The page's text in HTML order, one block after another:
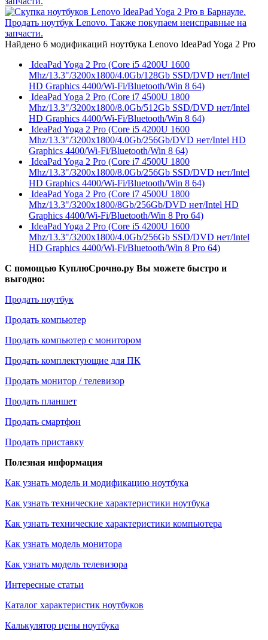
Найдено 6 модификаций ноутбука Lenovo IdeaPad Yoga 2 Pro
IdeaPad Yoga 2 Pro (Core i5 4200U 1600
Mhz/13.3"/3200x1800/4.0Gb/128Gb SSD/DVD нет/Intel
HD Graphics 4400/Wi-Fi/Bluetooth/Win 8 64)
IdeaPad Yoga 2 Pro (Core i7 4500U 1800
Mhz/13.3"/3200x1800/8.0Gb/512Gb SSD/DVD нет/Intel
HD Graphics 4400/Wi-Fi/Bluetooth/Win 8 64)
IdeaPad Yoga 2 Pro (Core i5 4200U 1600
Mhz/13.3"/3200x1800/4.0Gb/256Gb/DVD нет/Intel HD
Graphics 4400/Wi-Fi/Bluetooth/Win 8 64)
IdeaPad Yoga 2 Pro (Core i7 4500U 1800
Mhz/13.3"/3200x1800/8.0Gb/256Gb SSD/DVD нет/Intel
HD Graphics 4400/Wi-Fi/Bluetooth/Win 8 64)
IdeaPad Yoga 2 Pro (Core i7 4500U 1800
Mhz/13.3"/3200x1800/8Gb/256Gb/DVD нет/Intel HD
Graphics 4400/Wi-Fi/Bluetooth/Win 8 Pro 64)
IdeaPad Yoga 2 Pro (Core i5 4200U 1600
Mhz/13.3"/3200x1800/4.0Gb/256Gb SSD/DVD нет/Intel
HD Graphics 4400/Wi-Fi/Bluetooth/Win 8 Pro 64)
С помощью КуплюСрочно.ру Вы можете быстро и
выгодно:
Продать ноутбук
Продать компьютер
Продать компьютер с монитором
Продать комплектующие для ПК
Продать монитор / телевизор
Продать планшет
Продать смартфон
Продать приставку
Полезная информация
Как узнать модель и модификацию ноутбука
Как узнать технические характеристики ноутбука
Как узнать технические характеристики компьютера
Как узнать модель монитора
Как узнать модель телевизора
Интересные статьи
Каталог характеристик ноутбуков
Калькулятор цены ноутбука